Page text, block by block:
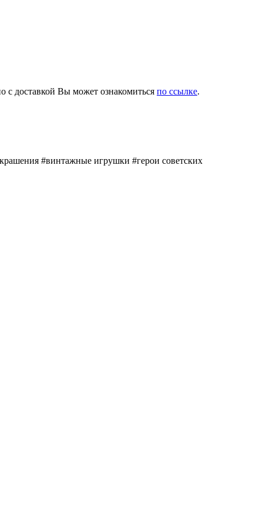
с доставкой Вы может ознакомиться по ссылке.
#винтажные игрушки #герои советских